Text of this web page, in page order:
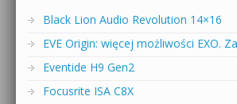
Black Lion Audio Revolution 14×16
EVE Origin: więcej możliwości EXO.
Eventide H9 Gen2
Focusrite ISA C8X